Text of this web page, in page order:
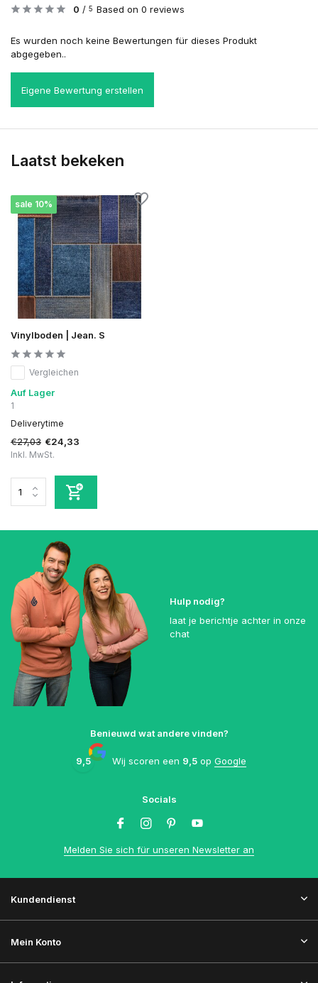
0 / 5 Based on 0 reviews
Es wurden noch keine Bewertungen für dieses Produkt
abgegeben..
Eigene Bewertung erstellen
Laatst bekeken
sale 10%
Vinylboden | Jean. S
Vergleichen
Auf Lager
1
Deliverytime
€27,03 €24,33
Inkl. MwSt.
Hulp nodig?
laat je berichtje achter in onze
chat
Benieuwd wat andere vinden?
9,5 Wij scoren een 9,5 op Google
Socials
Melden Sie sich für unseren Newsletter an
Kundendienst
Mein Konto